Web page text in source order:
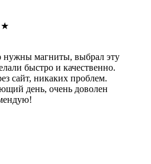
★
нужны магниты, выбрал эту
быстро и качественно.
сайт, никаких проблем.
день, очень доволен